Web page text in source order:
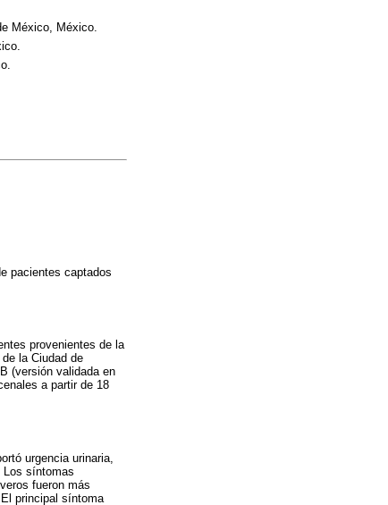
México, México.
pacientes captados
provenientes de la
la Ciudad de
(versión validada en
a partir de 18
urgencia urinaria,
Los síntomas
fueron más
principal síntoma